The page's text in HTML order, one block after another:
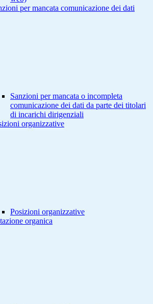
per mancata comunicazione dei dati
Sanzioni per mancata o incompleta
comunicazione dei dati da parte dei titolari
di incarichi dirigenziali
organizzative
Posizioni organizzative
organica